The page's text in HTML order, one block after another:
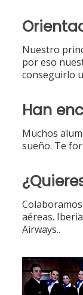
Nuestro
por eso
conseguirlo
Han
Muchos
sueño. Te
aéreas.
Airways..